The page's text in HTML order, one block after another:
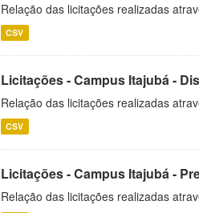
Relação das licitações realizadas
CSV
Licitações - Campus Itajubá -
Relação das licitações realizadas
CSV
Licitações - Campus Itajubá -
Relação das licitações realizadas